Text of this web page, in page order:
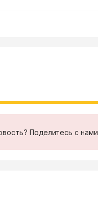
Поделитесь с нами